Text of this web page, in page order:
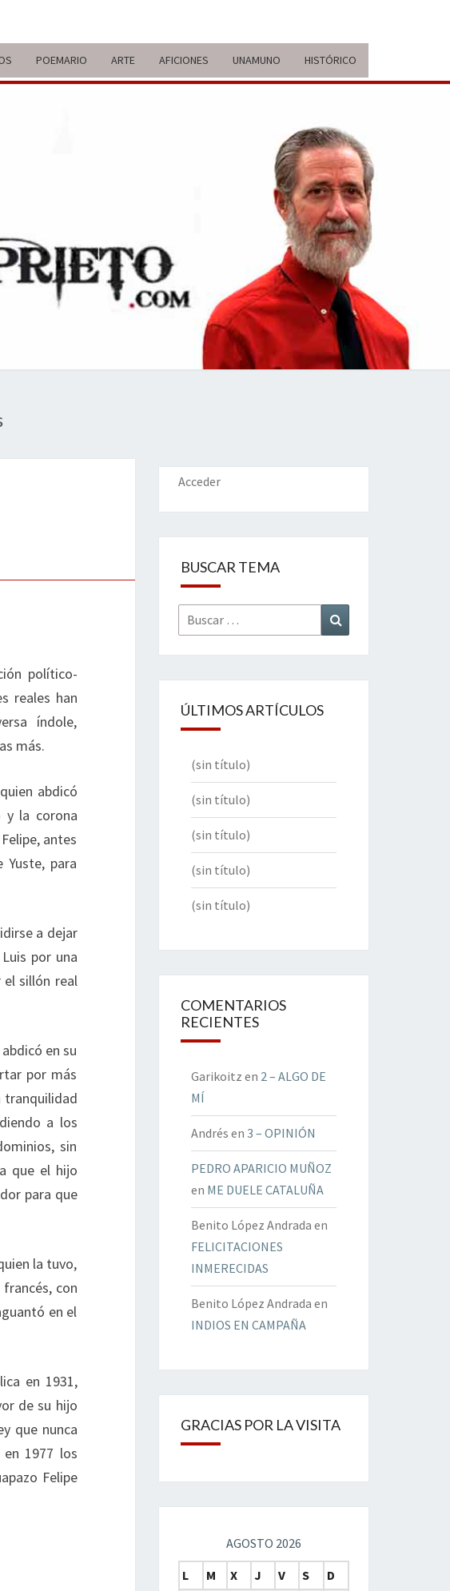
POEMARIO ARTE AFICIONES UNAMUNO HISTÓRICO
VIDA Y
Y
político-
reales han
índole,
más.
abdicó
y la corona
antes
para
a dejar
por una
sillón real
en su
por más
tranquilidad
a los
sin
que el hijo
para que
la tuvo,
con
en el
en 1931,
de su hijo
que nunca
1977 los
Felipe
Acceder
BUSCAR TEMA
Buscar
por:
ÚLTIMOS ARTÍCULOS
(sin título)
(sin título)
(sin título)
(sin título)
(sin título)
COMENTARIOS
RECIENTES
Garikoitz en 2 – ALGO DE
MÍ
Andrés en 3 – OPINIÓN
PEDRO APARICIO MUÑOZ
en ME DUELE CATALUÑA
Benito López Andrada en
FELICITACIONES
INMERECIDAS
Benito López Andrada en
INDIOS EN CAMPAÑA
GRACIAS POR LA VISITA
AGOSTO 2026
L
M X J V S
D